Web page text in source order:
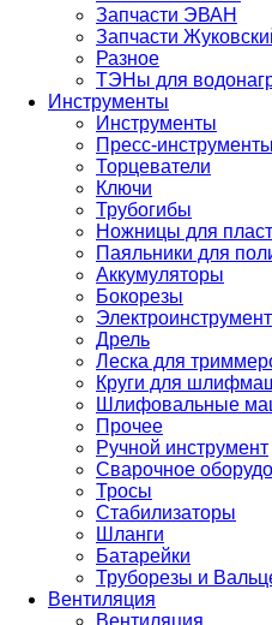
Запчасти ЭВАН
Запчасти
Разное
ТЭНы для
Инструменты
Инструменты
Пресс-инструменты
Торцеватели
Ключи
Трубогибы
Ножницы для
Паяльники для
Аккумуляторы
Бокорезы
Электроинструмент
Дрель
Леска для
Круги для
Шлифовальные
Прочее
Ручной инструмент
Сварочное
Тросы
Стабилизаторы
Шланги
Батарейки
Труборезы и
Вентиляция